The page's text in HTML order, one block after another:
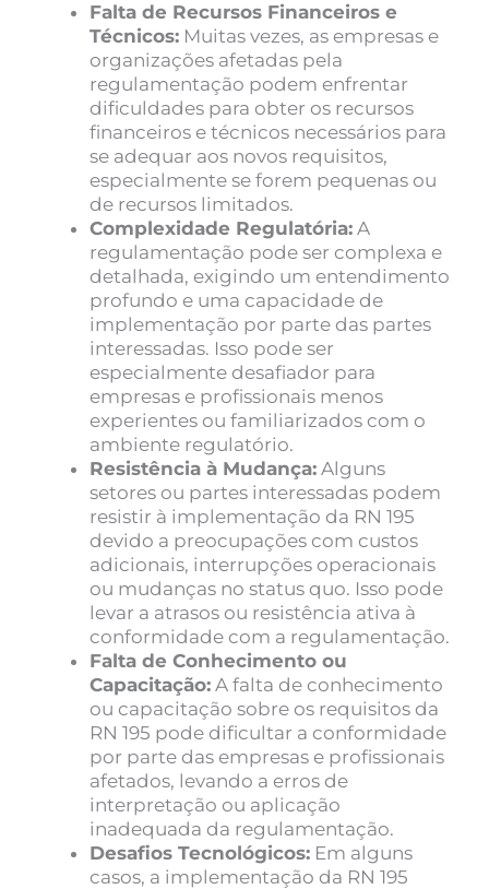
Falta de Recursos Financeiros e
Técnicos: Muitas vezes, as empresas e
organizações afetadas pela
regulamentação podem enfrentar
dificuldades para obter os recursos
financeiros e técnicos necessários para
se adequar aos novos requisitos,
especialmente se forem pequenas ou
de recursos limitados.
Complexidade Regulatória: A
regulamentação pode ser complexa e
detalhada, exigindo um entendimento
profundo e uma capacidade de
implementação por parte das partes
interessadas. Isso pode ser
especialmente desafiador para
empresas e profissionais menos
experientes ou familiarizados com o
ambiente regulatório.
Resistência à Mudança: Alguns
setores ou partes interessadas podem
resistir à implementação da RN 195
devido a preocupações com custos
adicionais, interrupções operacionais
ou mudanças no status quo. Isso pode
levar a atrasos ou resistência ativa à
conformidade com a regulamentação.
Falta de Conhecimento ou
Capacitação: A falta de conhecimento
ou capacitação sobre os requisitos da
RN 195 pode dificultar a conformidade
por parte das empresas e profissionais
afetados, levando a erros de
interpretação ou aplicação
inadequada da regulamentação.
Desafios Tecnológicos: Em alguns
casos, a implementação da RN 195